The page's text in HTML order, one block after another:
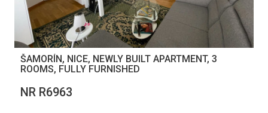
ŠAMORÍN, NICE, NEWLY BUILT APARTMENT, 3
ROOMS, FULLY FURNISHED
NR R6963